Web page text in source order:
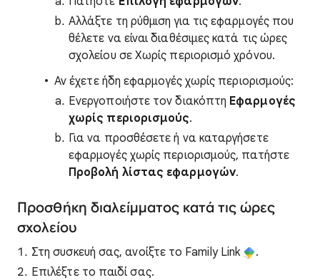
Αλλάξτε τη ρύθμιση για τις εφαρμογές που
θέλετε να είναι διαθέσιμες κατά τις ώρες
σχολείου σε Χωρίς περιορισμό χρόνου.
Αν έχετε ήδη εφαρμογές χωρίς περιορισμούς:
Ενεργοποιήστε τον διακόπτη Εφαρμογές
χωρίς περιορισμούς.
Για να προσθέσετε ή να καταργήσετε
εφαρμογές χωρίς περιορισμούς, πατήστε
Προβολή λίστας εφαρμογών.
Προσθήκη διαλείμματος κατά τις ώρες
σχολείου
Στη συσκευή σας, ανοίξτε το Family Link
.
Επιλέξτε το παιδί σας.